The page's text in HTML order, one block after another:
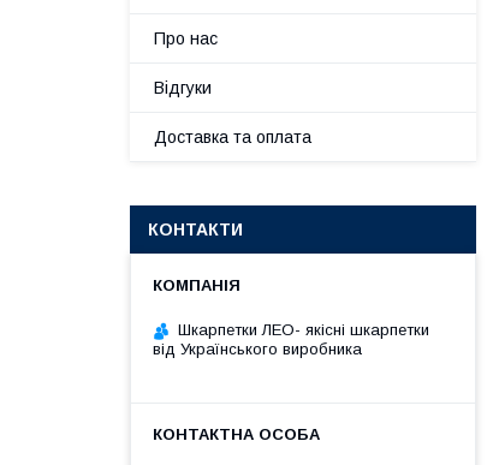
Про нас
Вiдгуки
Доставка та оплата
КОНТАКТИ
Шкарпетки ЛЕО- якісні шкарпетки
від Українського виробника